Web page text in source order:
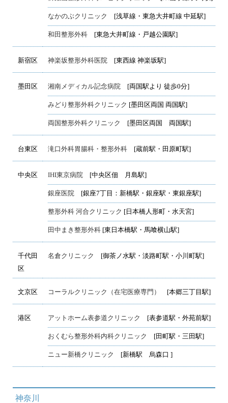
なかのぶクリニック [浅草線・東急大井町線 中延駅]
和田整形外科 [東急大井町線・戸越公園駅]
新宿区 神楽坂整形外科医院 [東西線 神楽坂駅]
墨田区 湘南メディカル記念病院 [両国駅より 徒歩0分]
みどり整形外科クリニック [墨田区両国 両国駅]
両国整形外科クリニック [墨田区両国 両国駅]
台東区 滝口外科胃腸科・整形外科 [蔵前駅・田原町駅]
中央区 IHI東京病院 [中央区佃 月島駅]
銀座医院 [銀座7丁目：新橋駅・銀座駅・東銀座駅]
整形外科 河合クリニック [日本橋人形町・水天宮]
田中まき整形外科 [東日本橋駅・馬喰横山駅]
千代田
区
名倉クリニック [御茶ノ水駅・淡路町駅・小川町駅]
文京区 コーラルクリニック（在宅医療専門） [本郷三丁目駅]
港区 アットホーム表参道クリニック [表参道駅・外苑前駅]
おくむら整形外科内科クリニック [田町駅・三田駅]
ニュー新橋クリニック [新橋駅 烏森口 ]
神奈川